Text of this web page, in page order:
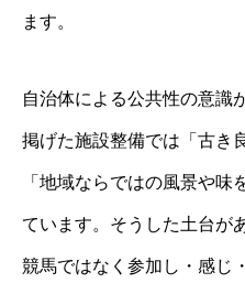
ます。
自治体による公共性の意識
掲げた施設整備では「古き
「地域ならではの風景や
ています。そうした土台が
競馬ではなく参加し・感じ